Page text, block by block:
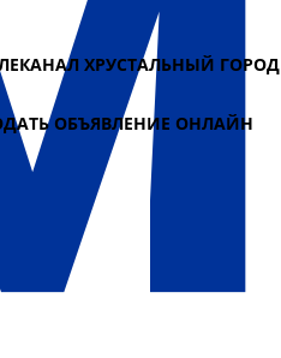
ХРУСТАЛЬНЫЙ ГОРОД
ОБЪЯВЛЕНИЕ ОНЛАЙН